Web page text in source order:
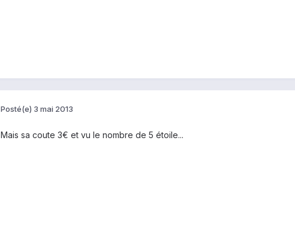
Posté(e) 3 mai 2013
Mais sa coute 3€ et vu le nombre de 5 étoile...